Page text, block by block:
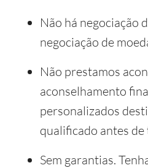
Não há negociação
negociação de
Não prestamos
aconselhamento
personalizados
qualificado antes
Sem garantias.